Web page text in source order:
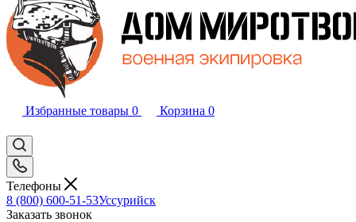
Избранные товары 0 Корзина 0
Телефоны
8 (800) 600-51-53Уссурийск
Заказать звонок